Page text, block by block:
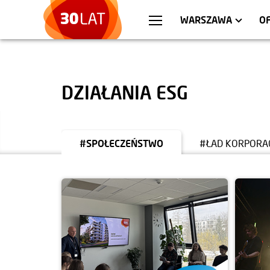
WARSZAWA
WROCŁAW
MIESZKANIA
DZIAŁANIA ESG
#SPOŁECZEŃSTWO #ŁAD